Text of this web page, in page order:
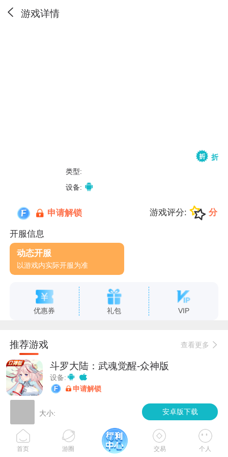
游戏详情
类型:
设备:
折
申请解锁 游戏评分: 分
开服信息
动态开服
以游戏内实际开服为准
优惠券 礼包 VIP
推荐游戏 查看更多
斗罗大陆：武魂觉醒-众神版
设备:
申请解锁
无名之辈
申请解锁
大小: 安卓版下载
首页 游圈 交易 个人